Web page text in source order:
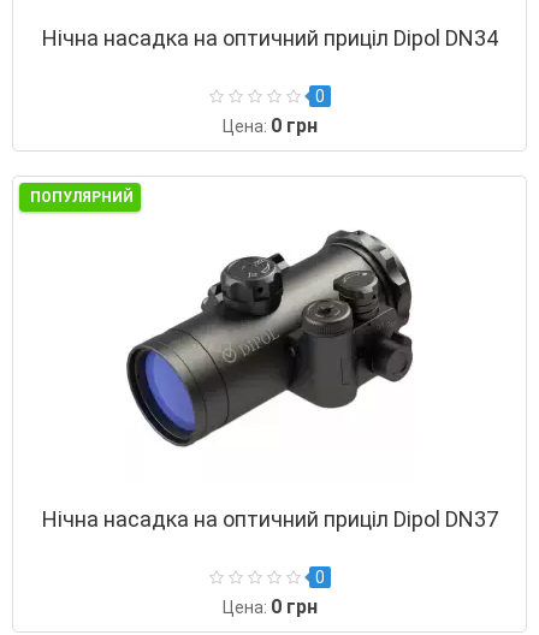
Нічна насадка на оптичний приціл Dipol DN34
0
Цена: 0 грн
ПОПУЛЯРНИЙ
Нічна насадка на оптичний приціл Dipol DN37
0
Цена: 0 грн